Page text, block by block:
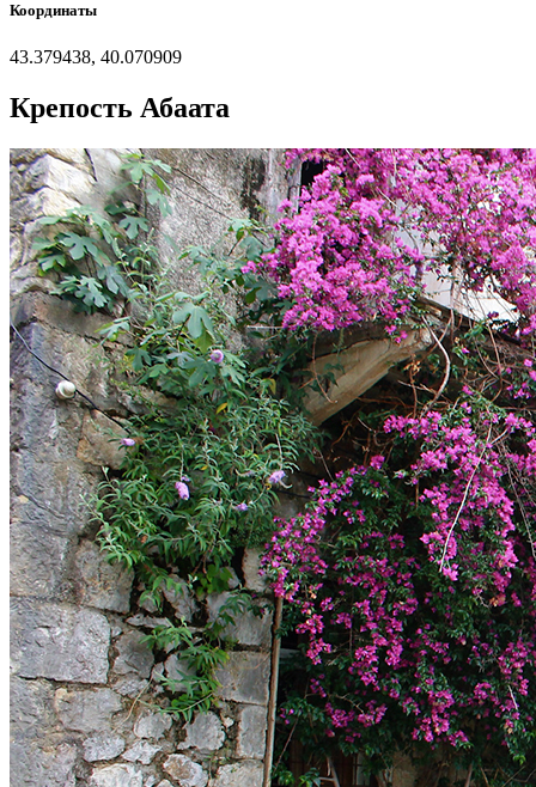
Координаты
43.379438, 40.070909
Крепость Абаата